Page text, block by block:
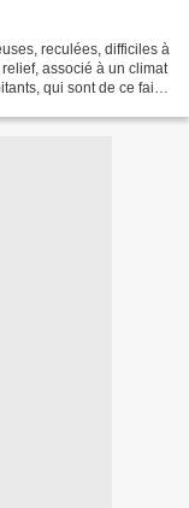
reculées, difficiles à
associé à un climat
qui sont de ce fait